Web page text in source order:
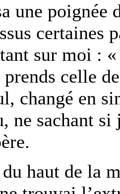
une poignée
certaines
sur moi :
prends celle
changé en
ne sachant si
haut de la